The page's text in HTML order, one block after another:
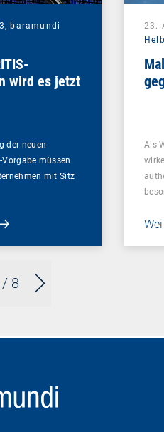
/ 8
baramundi
wird es jetzt
der neuen
müssen
mit Sitz
23.
Als